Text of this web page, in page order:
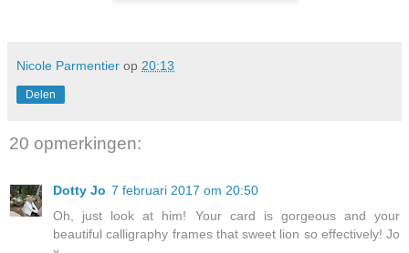
Nicole Parmentier op 20:13
Delen
20 opmerkingen:
Dotty Jo 7 februari 2017 om 20:50
Oh, just look at him! Your card is gorgeous and your
beautiful calligraphy frames that sweet lion so effectively! Jo